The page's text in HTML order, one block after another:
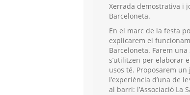
Xerrada demostrativa i
Barceloneta.
En el marc de la festa
explicarem el
Barceloneta. Farem
s’utilitzen per elaborar
usos té. Proposarem
l’experiència d’una de
al barri: l’Associació La